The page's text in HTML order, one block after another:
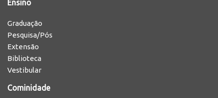
Ensino
Graduação
Pesquisa/Pós
Extensão
Biblioteca
Vestibular
Cominidade